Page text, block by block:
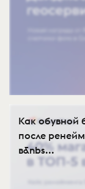
Как обувной
после
в&nbs...